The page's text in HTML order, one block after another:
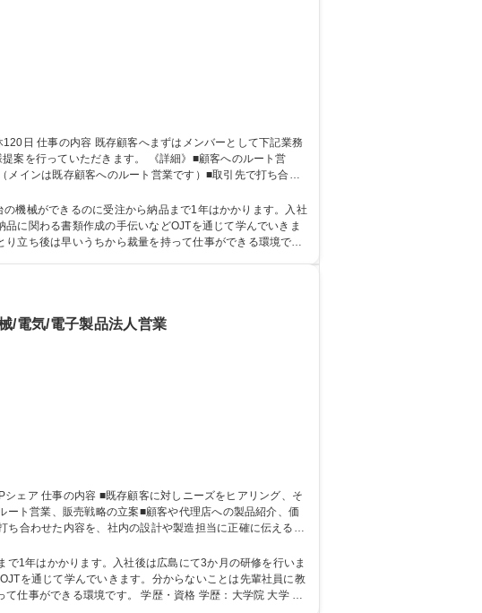
す。 《詳細》■顧客へのルート営
インは既存顧客へのルート営業です）■取引先で打ち合わ
ターフォローまで一貫して担当でき、大きなやりがいの
に関わる書類作成の手伝いなどOJTを通じて学んでいきま
立ち後は早いうちから裁量を持って仕事ができる環境で
/電気/電子製品法人営業
合わせた内容を、社内の設計や製造担当に正確に伝える役
経験OK【東広島/国内既存
を通じて学んでいきます。分からないことは先輩社員に教
学歴・資格 学歴：大学院 大学 高